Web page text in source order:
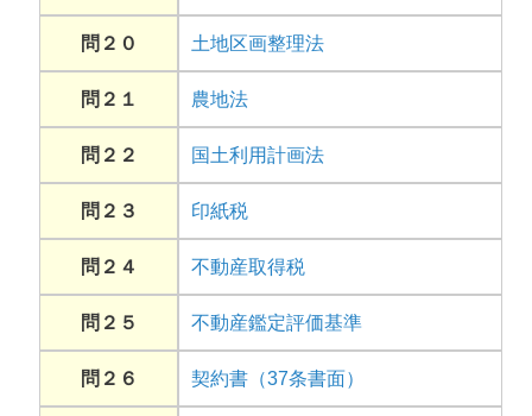
問２０ 土地区画整理法
問２１ 農地法
問２２ 国土利用計画法
問２３ 印紙税
問２４ 不動産取得税
問２５ 不動産鑑定評価基準
問２６ 契約書（37条書面）